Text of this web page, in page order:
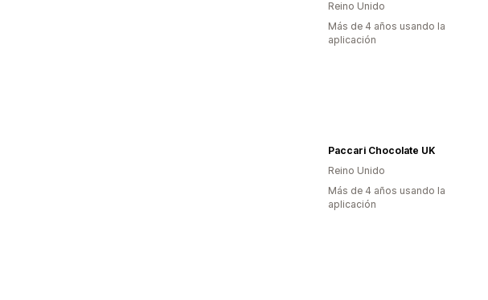
Reino Unido
Más de 4 años usando la
aplicación
Paccari Chocolate UK
Reino Unido
Más de 4 años usando la
aplicación